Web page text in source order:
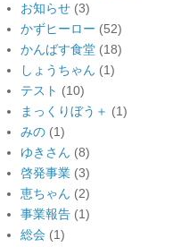
お知らせ (3)
かずヒーロー (52)
かんばす食堂 (18)
しょうちゃん (1)
テスト (10)
まっくりぼう＋ (1)
みの (1)
ゆきさん (8)
啓発事業 (3)
恵ちゃん (2)
事業報告 (1)
総会 (1)